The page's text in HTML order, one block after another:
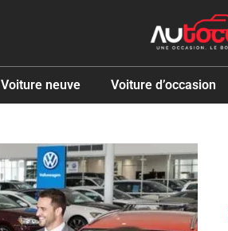
Voiture neuve Voiture d’occasion